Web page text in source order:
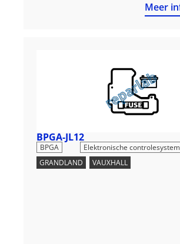
Meer
BPGA-JL12
BPGA
Elektronische
GRANDLAND
VAUXHALL